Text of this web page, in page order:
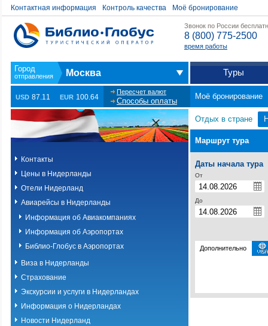
Контактная информация Контроль качества Моё бронирование
Звонок по России
8 (800) 775-2500
время работы
Москва Туры
USD 87.11 EUR 100.64
Пересчет валют
Способы оплаты
Моё бронирование
Контакты
Цены в Нидерланды
Отели Нидерланд
Авиарейсы в Нидерланды
Информация об Авиакомпаниях
Информация об Аэропортах
Библио-Глобус в Аэропортах
Виза в Нидерланды
Страхование
Экскурсии и услуги в Нидерландах
Информация о Нидерландах
Новости Нидерланд
Отдых в стране
Маршрут тура
Даты начала тура
От
До
Дополнительно